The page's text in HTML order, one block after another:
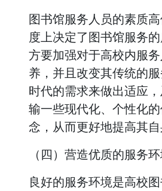
图书馆服务人员的素质
度上决定了图书馆服务
方要加强对于高校内服
养，并且改变其传统的
时代的需求来做出适应
输一些现代化、个性化
念，从而更好地提高其自
（四）营造优质的服务
良好的服务环境是高校